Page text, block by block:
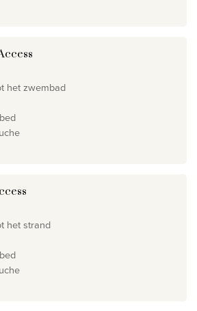
het zwembad
het strand